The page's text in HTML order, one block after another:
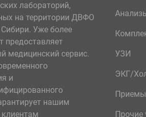
лабораторий,
на территории ДВФО
Уже более
предоставляет
медицинский сервис.
и
нашим
УЗИ
ЭКГ/
Приемы
Прочие